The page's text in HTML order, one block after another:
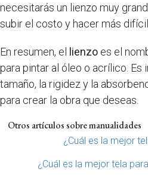
necesitarás un lienzo muy
subir el costo y hacer más
En resumen, el lienzo es el
para pintar al óleo o acrílico. Es
tamaño, la rigidez y la
para crear la obra que deseas.
Otros artículos sobre manualidades
¿Cuál es la mejor
¿Cuál es la mejor tela